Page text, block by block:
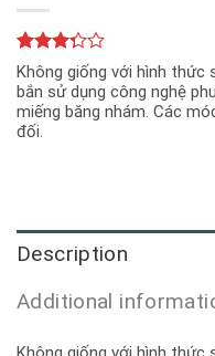
Rated
3.25
out of
5 based
on
4
Không giống với hình thức
bắn sử dụng công nghệ
miếng băng nhám. Các
đối.
Description
Additional